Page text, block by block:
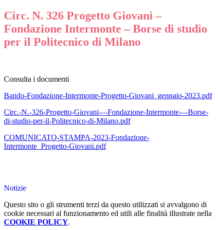
Circ. N. 326 Progetto Giovani –
Fondazione Intermonte – Borse di studio
per il Politecnico di Milano
Consulta i documenti
Bando-Fondazione-Intermonte-Progetto-Giovani_gennaio-2023.pdf
Circ.-N.-326-Progetto-Giovani-–-Fondazione-Intermonte-–-Borse-
di-studio-per-il-Politecnico-di-Milano.pdf
COMUNICATO-STAMPA-2023-Fondazione-
Intermonte_Progetto-Giovani.pdf
Notizie
Questo sito o gli strumenti terzi da questo utilizzati si avvalgono di
cookie necessari al funzionamento ed utili alle finalità illustrate nella
COOKIE POLICY.